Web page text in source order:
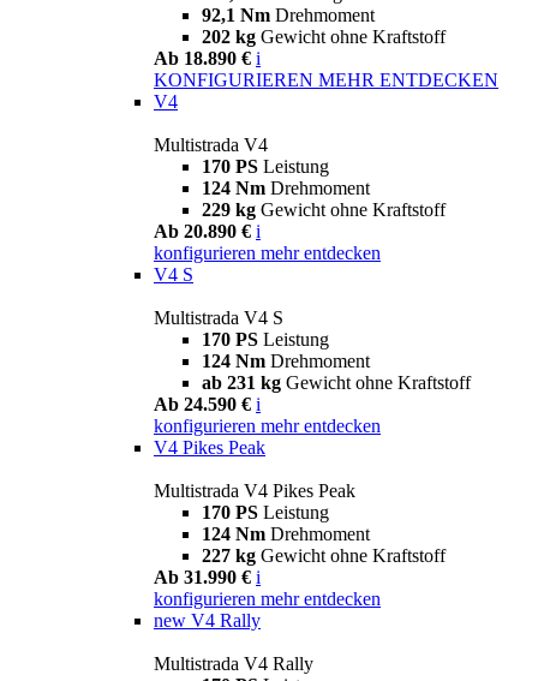
92,1 Nm Drehmoment
202 kg Gewicht ohne Kraftstoff
Ab 18.890 € i
KONFIGURIEREN MEHR ENTDECKEN
V4
Multistrada V4
170 PS Leistung
124 Nm Drehmoment
229 kg Gewicht ohne Kraftstoff
Ab 20.890 € i
konfigurieren mehr entdecken
V4 S
Multistrada V4 S
170 PS Leistung
124 Nm Drehmoment
ab 231 kg Gewicht ohne Kraftstoff
Ab 24.590 € i
konfigurieren mehr entdecken
V4 Pikes Peak
Multistrada V4 Pikes Peak
170 PS Leistung
124 Nm Drehmoment
227 kg Gewicht ohne Kraftstoff
Ab 31.990 € i
konfigurieren mehr entdecken
new V4 Rally
Multistrada V4 Rally